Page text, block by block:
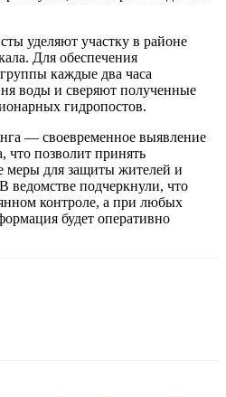
уделяют участку в районе
Для обеспечения
каждые два часа
воды и сверяют полученные
гидропостов.
— своевременное выявление
что позволит принять
меры для защиты жителей и
ведомстве подчеркнули, что
контроле, а при любых
будет оперативно